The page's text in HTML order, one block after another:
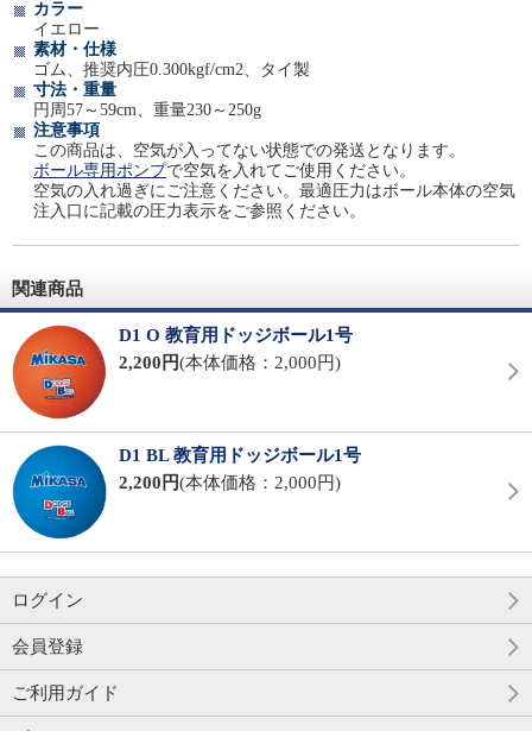
カラー
イエロー
素材・仕様
ゴム、推奨内圧0.300kgf/cm2、タイ製
寸法・重量
円周57～59cm、重量230～250g
注意事項
この商品は、空気が入ってない状態での発送となります。
ボール専用ポンプで空気を入れてご使用ください。
空気の入れ過ぎにご注意ください。最適圧力はボール本体の空気
注入口に記載の圧力表示をご参照ください。
関連商品
D1 O 教育用ドッジボール1号
2,200円(本体価格：2,000円)
D1 BL 教育用ドッジボール1号
2,200円(本体価格：2,000円)
ログイン
会員登録
ご利用ガイド